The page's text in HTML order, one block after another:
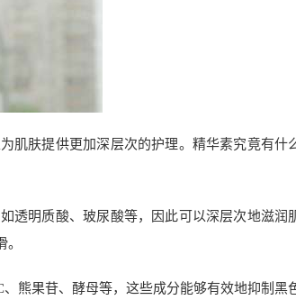
肌肤提供更加深层次的护理。精华素究竟有什
透明质酸、玻尿酸等，因此可以深层次地滋润
熊果苷、酵母等，这些成分能够有效地抑制黑